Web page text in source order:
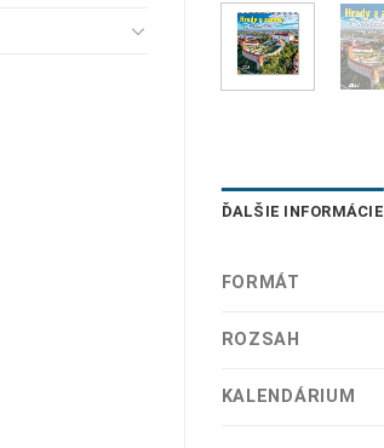
ĎALŠIE INFORMÁCIE
FORMÁT
ROZSAH
KALENDÁRIUM